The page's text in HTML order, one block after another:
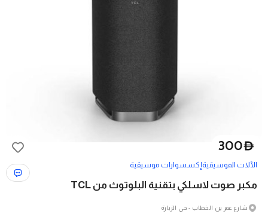
D
300
الآلات الموسيقيةإكسسوارات موسيقية
مكبر صوت لاسلكي بتقنية البلوتوث من TCL
شارع عمر بن الخطاب - حي الزبارة